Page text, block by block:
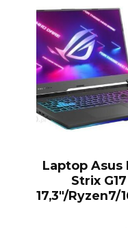
Laptop Asus
Strix G17
17,3″/Ryzen7/